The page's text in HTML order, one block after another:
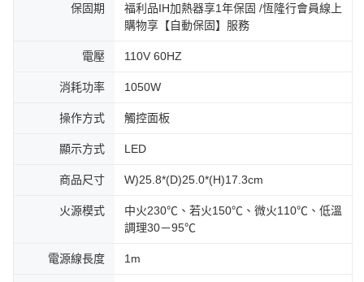
保固期
福利品IH加熱器享1年保固 /恆隆行會員線上
購物享【自動保固】服務
電壓 110V 60HZ
消耗功率 1050W
操作方式 觸控面板
顯示方式 LED
商品尺寸 W)25.8*(D)25.0*(H)17.3cm
火源模式
中火230℃、若火150℃、微火110℃、低溫
調理30－95℃
電源線長度 1m